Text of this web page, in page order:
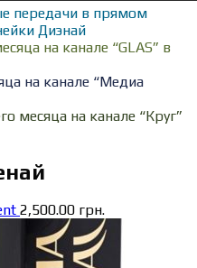
передачи в прямом
Диэнай
на канале “GLAS” в
на канале “Медиа
месяца на канале “Круг”
2,500.00 грн.